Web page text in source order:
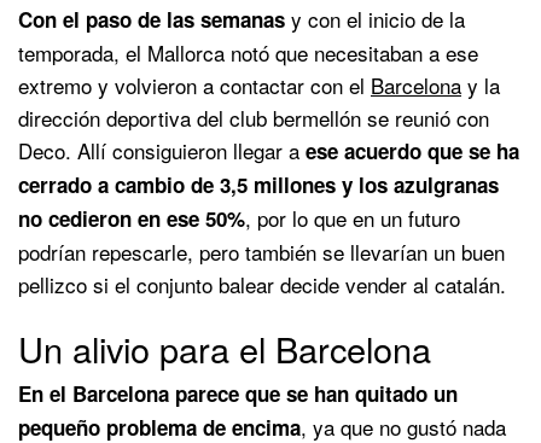
Con el paso de las semanas y con el inicio de la
temporada, el Mallorca notó que necesitaban a ese
extremo y volvieron a contactar con el Barcelona y la
dirección deportiva del club bermellón se reunió con
Deco. Allí consiguieron llegar a ese acuerdo que se ha
cerrado a cambio de 3,5 millones y los azulgranas
no cedieron en ese 50%, por lo que en un futuro
podrían repescarle, pero también se llevarían un buen
pellizco si el conjunto balear decide vender al catalán.
Un alivio para el Barcelona
En el Barcelona parece que se han quitado un
pequeño problema de encima, ya que no gustó nada